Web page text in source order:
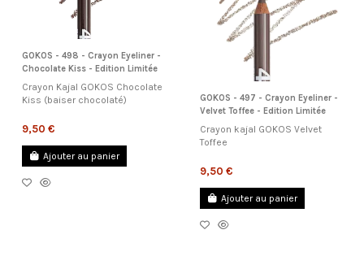
GOKOS - 498 - Crayon Eyeliner -
Chocolate Kiss - Edition Limitée
Crayon Kajal GOKOS Chocolate
Kiss (baiser chocolaté)
9,50 €
Ajouter au panier
GOKOS - 497 - Crayon Eyeliner -
Velvet Toffee - Edition Limitée
Crayon kajal GOKOS Velvet
Toffee
9,50 €
Ajouter au panier